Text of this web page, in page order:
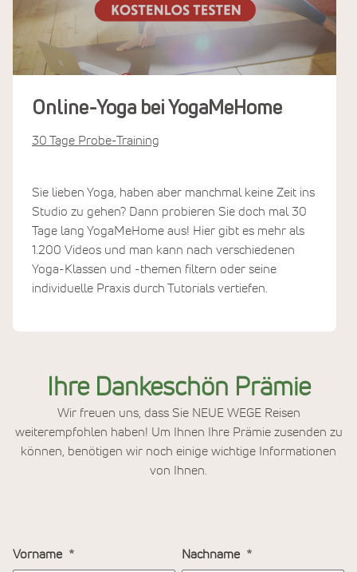
Online-Yoga bei YogaMeHome
30 Tage Probe-Training
Sie lieben Yoga, haben aber manchmal keine Zeit ins
Studio zu gehen? Dann probieren Sie doch mal 30
Tage lang YogaMeHome aus! Hier gibt es mehr als
1.200 Videos und man kann nach verschiedenen
Yoga-Klassen und -themen filtern oder seine
individuelle Praxis durch Tutorials vertiefen.
Ihre Dankeschön Prämie
Wir freuen uns, dass Sie NEUE WEGE Reisen
weiterempfohlen haben! Um Ihnen Ihre Prämie zusenden zu
können, benötigen wir noch einige wichtige Informationen
von Ihnen.
Vorname Nachname